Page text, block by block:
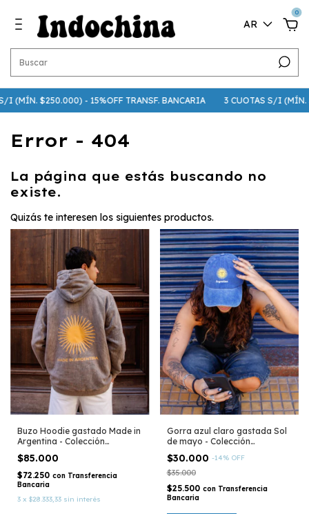
AR
0
$250.000) - 15%OFF TRANSF. BANCARIA 3 CUOTAS S/I (MÍN.
Error - 404
La página que estás buscando no
existe.
Quizás te interesen los siguientes productos.
Buzo Hoodie gastado Made in
Argentina - Colección
$85.000
$72.250 con Transferencia
Bancaria
3 x $28.333,33 sin interés
Gorra azul claro gastada Sol
de mayo - Colección
$30.000 -14% OFF
$35.000
$25.500 con Transferencia
Bancaria